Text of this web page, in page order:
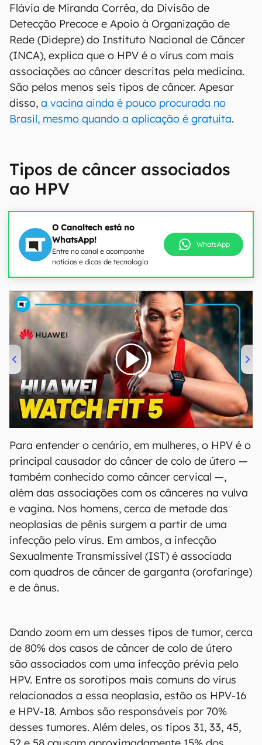
Flávia de Miranda Corrêa, da Divisão de
Detecção Precoce e Apoio à Organização de
Rede (Didepre) do Instituto Nacional de Câncer
(INCA), explica que o HPV é o vírus com mais
associações ao câncer descritas pela medicina.
São pelos menos seis tipos de câncer. Apesar
disso, a vacina ainda é pouco procurada no
Brasil, mesmo quando a aplicação é gratuita.
Tipos de câncer associados
ao HPV
O Canaltech está no
WhatsApp!
Entre no canal e acompanhe
notícias e dicas de tecnologia
WhatsApp
00:00/04:51
Para entender o cenário, em mulheres, o HPV é o
principal causador do câncer de colo de útero —
também conhecido como câncer cervical —,
além das associações com os cânceres na vulva
e vagina. Nos homens, cerca de metade das
neoplasias de pênis surgem a partir de uma
infecção pelo vírus. Em ambos, a infecção
Sexualmente Transmissível (IST) é associada
com quadros de câncer de garganta (orofaringe)
e de ânus.
Dando zoom em um desses tipos de tumor, cerca
de 80% dos casos de câncer de colo de útero
são associados com uma infecção prévia pelo
HPV. Entre os sorotipos mais comuns do vírus
relacionados a essa neoplasia, estão os HPV-16
e HPV-18. Ambos são responsáveis por 70%
desses tumores. Além deles, os tipos 31, 33, 45,